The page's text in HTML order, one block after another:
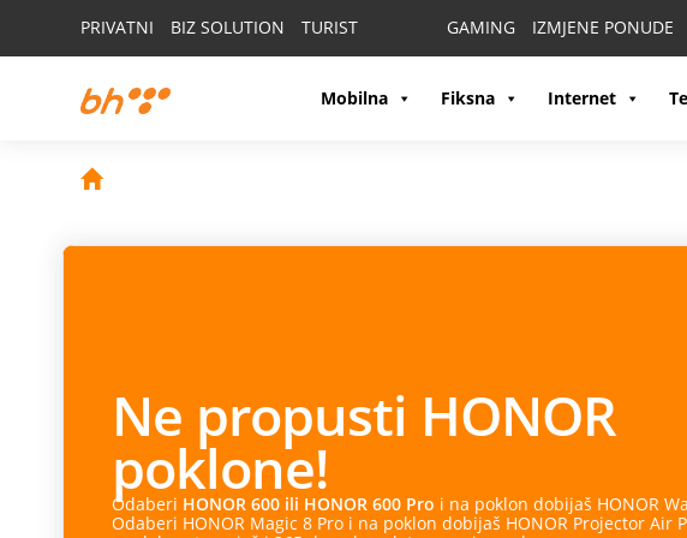
PRIVATNI BIZ SOLUTION TURIST GAMING IZMJENE PONUDE
Mobilna Fiksna Internet
Ne propusti HONOR
poklone!
Odaberi HONOR 600 ili HONOR 600 Pro i na poklon dobijaš HONOR
Odaberi HONOR Magic 8 Pro i na poklon dobijaš HONOR Projector Air